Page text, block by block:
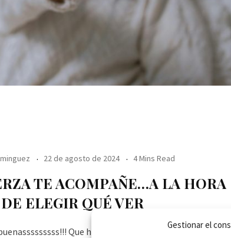
Gestionar el
22 de agosto de 2024 4 Mins Read
TE ACOMPAÑE…A LA HORA
DE ELEGIR QUÉ VER
buenasssssssss!!! Que hoy es juernessssss -por fin- y el